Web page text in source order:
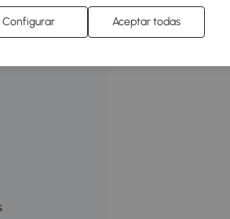
acero que
base de la
Equipada
Configurar Aceptar todas